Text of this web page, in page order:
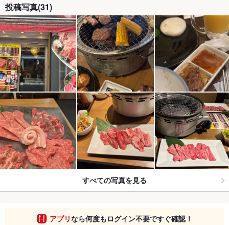
投稿写真(31)
すべての写真を見る
アプリなら何度もログイン不要ですぐ確認！